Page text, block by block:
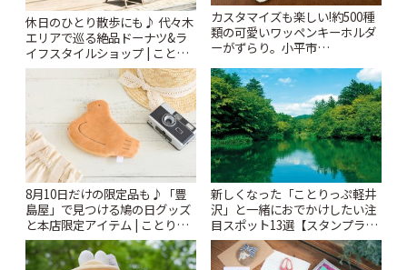
休日のひとり散歩にも♪ 代々木
エリアで巡る絶品ドーナツ&ラ
イフスタイルショップ | ことり
っぷ
カスタマイズも楽しい!約500種
類の可愛いワッペンキーホルダ
ーがずらり。小平市
ぷ
8月10日だけの限定品も♪「豊
島屋」で見つける鳩の日グッズ
と本店限定アイテム | ことりっ
ぷ
新しくなった「ことりっぷ軽井
沢」と一緒におでかけしたい注
目スポット13選【スタンプラリ
ー開催中】 | ことりっぷ